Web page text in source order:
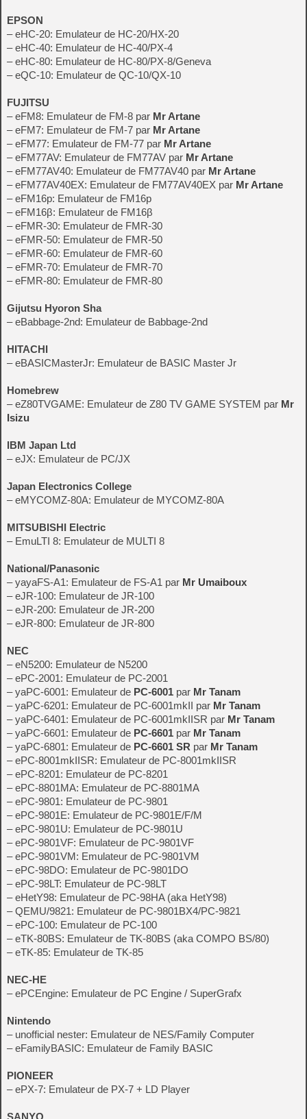
EPSON
– eHC-20: Emulateur de HC-20/HX-20
– eHC-40: Emulateur de HC-40/PX-4
– eHC-80: Emulateur de HC-80/PX-8/Geneva
– eQC-10: Emulateur de QC-10/QX-10
FUJITSU
– eFM8: Emulateur de FM-8 par Mr Artane
– eFM7: Emulateur de FM-7 par Mr Artane
– eFM77: Emulateur de FM-77 par Mr Artane
– eFM77AV: Emulateur de FM77AV par Mr Artane
– eFM77AV40: Emulateur de FM77AV40 par Mr Artane
– eFM77AV40EX: Emulateur de FM77AV40EX par Mr Artane
– eFM16p: Emulateur de FM16p
– eFM16β: Emulateur de FM16β
– eFMR-30: Emulateur de FMR-30
– eFMR-50: Emulateur de FMR-50
– eFMR-60: Emulateur de FMR-60
– eFMR-70: Emulateur de FMR-70
– eFMR-80: Emulateur de FMR-80
Gijutsu Hyoron Sha
– eBabbage-2nd: Emulateur de Babbage-2nd
HITACHI
– eBASICMasterJr: Emulateur de BASIC Master Jr
Homebrew
– eZ80TVGAME: Emulateur de Z80 TV GAME SYSTEM par Mr
Isizu
IBM Japan Ltd
– eJX: Emulateur de PC/JX
Japan Electronics College
– eMYCOMZ-80A: Emulateur de MYCOMZ-80A
MITSUBISHI Electric
– EmuLTI 8: Emulateur de MULTI 8
National/Panasonic
– yayaFS-A1: Emulateur de FS-A1 par Mr Umaiboux
– eJR-100: Emulateur de JR-100
– eJR-200: Emulateur de JR-200
– eJR-800: Emulateur de JR-800
NEC
– eN5200: Emulateur de N5200
– ePC-2001: Emulateur de PC-2001
– yaPC-6001: Emulateur de PC-6001 par Mr Tanam
– yaPC-6201: Emulateur de PC-6001mkII par Mr Tanam
– yaPC-6401: Emulateur de PC-6001mkIISR par Mr Tanam
– yaPC-6601: Emulateur de PC-6601 par Mr Tanam
– yaPC-6801: Emulateur de PC-6601 SR par Mr Tanam
– ePC-8001mkIISR: Emulateur de PC-8001mkIISR
– ePC-8201: Emulateur de PC-8201
– ePC-8801MA: Emulateur de PC-8801MA
– ePC-9801: Emulateur de PC-9801
– ePC-9801E: Emulateur de PC-9801E/F/M
– ePC-9801U: Emulateur de PC-9801U
– ePC-9801VF: Emulateur de PC-9801VF
– ePC-9801VM: Emulateur de PC-9801VM
– ePC-98DO: Emulateur de PC-9801DO
– ePC-98LT: Emulateur de PC-98LT
– eHetY98: Emulateur de PC-98HA (aka HetY98)
– QEMU/9821: Emulateur de PC-9801BX4/PC-9821
– ePC-100: Emulateur de PC-100
– eTK-80BS: Emulateur de TK-80BS (aka COMPO BS/80)
– eTK-85: Emulateur de TK-85
NEC-HE
– ePCEngine: Emulateur de PC Engine / SuperGrafx
Nintendo
– unofficial nester: Emulateur de NES/Family Computer
– eFamilyBASIC: Emulateur de Family BASIC
PIONEER
– ePX-7: Emulateur de PX-7 + LD Player